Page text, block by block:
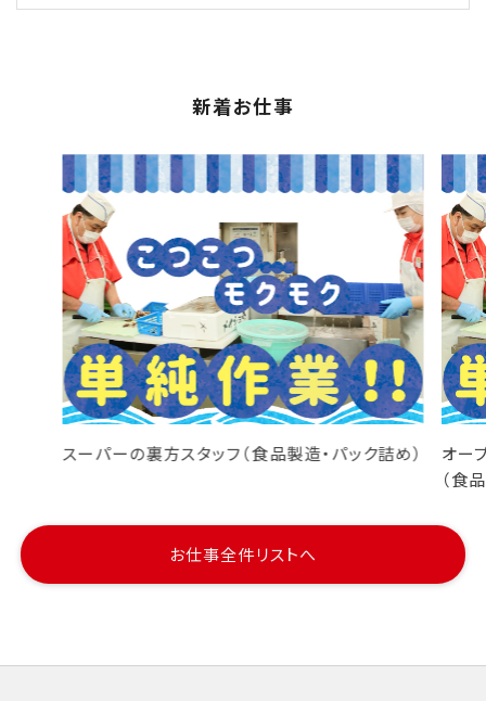
新着お仕事
スーパーの裏方スタッフ（食品製造・パック詰め）
オー
（食
お仕事全件リストへ